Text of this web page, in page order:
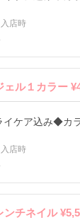
店時
ル１カラー
ケア込み◆カ
店時
チネイル